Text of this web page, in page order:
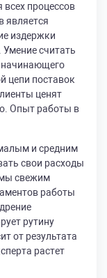
процессов
является
издержки
считать
начинающего
цепи поставок
ценят
Опыт работы в
и средним
свои расходы
свежим
работы
рутину
от результата
растет